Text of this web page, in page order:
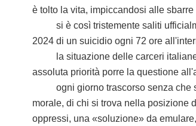
è tolto la vita, impiccandosi alle
si è così tristemente saliti
2024 di un suicidio ogni 72 ore
la situazione delle carceri italiane
assoluta priorità porre la questione
ogni giorno trascorso senza che
morale, di chi si trova nella posizione
oppressi, una «soluzione» da